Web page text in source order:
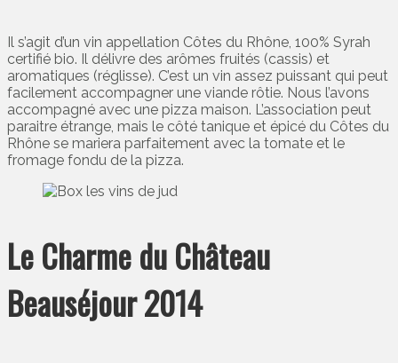
Il s’agit d’un vin appellation Côtes du Rhône, 100% Syrah
certifié bio. Il délivre des arômes fruités (cassis) et
aromatiques (réglisse). C’est un vin assez puissant qui peut
facilement accompagner une viande rôtie. Nous l’avons
accompagné avec une pizza maison. L’association peut
paraitre étrange, mais le côté tanique et épicé du Côtes du
Rhône se mariera parfaitement avec la tomate et le
fromage fondu de la pizza.
Le Charme du Château
Beauséjour 2014